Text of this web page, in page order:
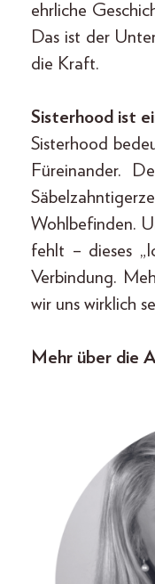
ehrliche
Das ist der
die Kraft.
Sisterhood ist
Sisterhood
Füreinander.
Wohlbefinden.
fehlt – dieses
Verbindung.
wir uns wirklich
Mehr über die